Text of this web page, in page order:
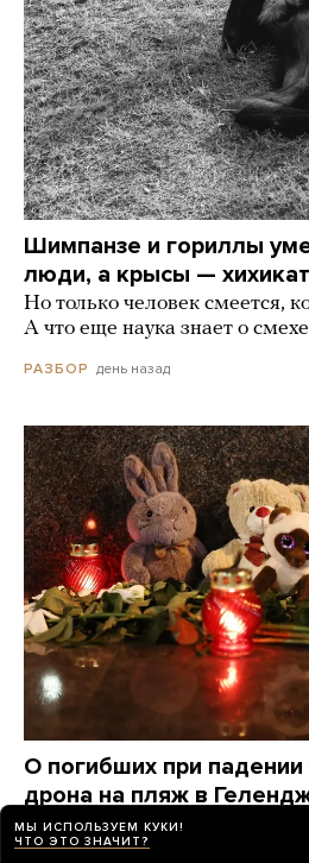
Шимпанзе и гориллы
люди, а крысы —
Но только человек смеется,
А что еще наука знает о
РАЗБОР день назад
О погибших при падении
дрона на пляж в
известно крайне мало.
узнать о жертвах за три
МЫ ИСПОЛЬЗУЕМ КУКИ!
ЧТО ЭТО ЗНАЧИТ?